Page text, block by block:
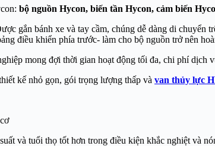
bộ nguồn Hycon, biến tần Hycon, cảm biến
gắn bánh xe và tay cầm, chúng dễ dàng di
điều khiển phía trước- làm cho bộ nguồn trở nên
mong đợi thời gian hoạt động tối đa, chi phí dịch
kế nhỏ gọn, gói trọng lượng thấp và van thủy lực
và tuổi thọ tốt hơn trong điều kiện khắc nghiệt và